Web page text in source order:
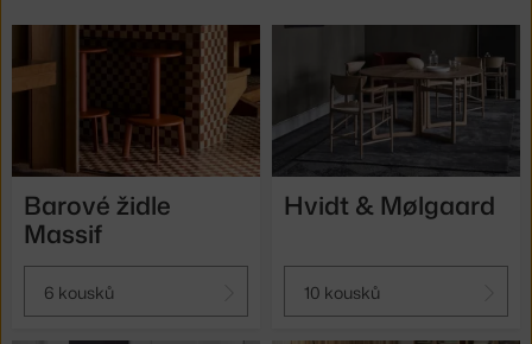
Barové židle
Massif
6 kousků
Hvidt & Mølgaard
10 kousků